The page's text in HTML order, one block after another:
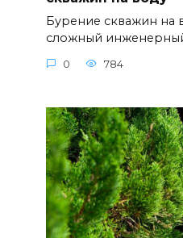
Бурение скважин на
сложный
0 784